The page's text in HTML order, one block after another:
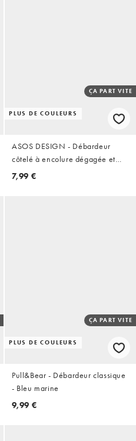
PLUS DE COULEURS
ÇA PART VITE
ASOS DESIGN - Débardeur
côtelé à encolure dégagée et
passepoils épais - Gris chiné
7,99 €
PLUS DE COULEURS
ÇA PART VITE
Pull&Bear - Débardeur classique
- Bleu marine
9,99 €